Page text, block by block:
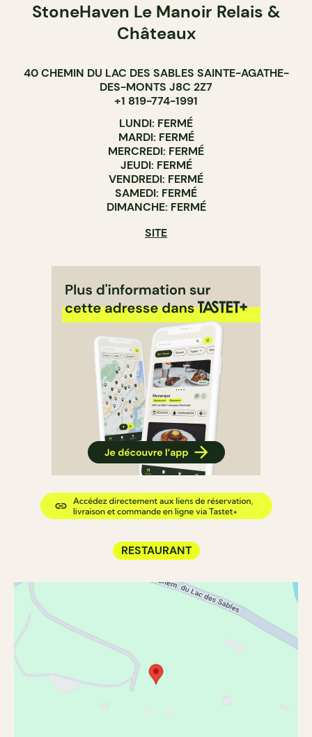
StoneHaven Le Manoir Relais &
Châteaux
40 CHEMIN DU LAC DES SABLES SAINTE-AGATHE-
DES-MONTS J8C 2Z7
+1 819-774-1991
LUNDI: FERMÉ
MARDI: FERMÉ
MERCREDI: FERMÉ
JEUDI: FERMÉ
VENDREDI: FERMÉ
SAMEDI: FERMÉ
DIMANCHE: FERMÉ
SITE
RESTAURANT